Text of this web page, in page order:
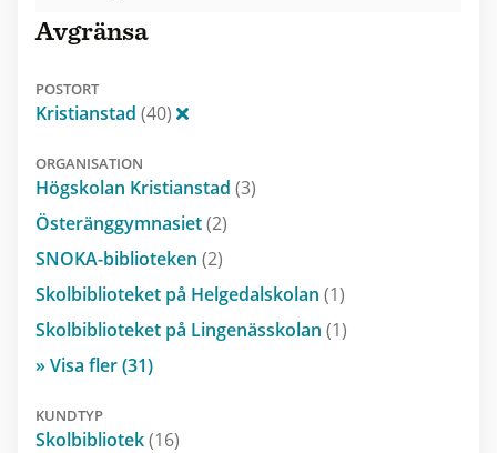
Avgränsa
POSTORT
Kristianstad (40)
ORGANISATION
Högskolan Kristianstad (3)
Österänggymnasiet(2)
SNOKA-biblioteken (2)
Skolbiblioteket på Helgedalskolan (1)
Skolbiblioteket på Lingenässkolan (1)
» Visa fler (31)
KUNDTYP
Skolbibliotek(16)